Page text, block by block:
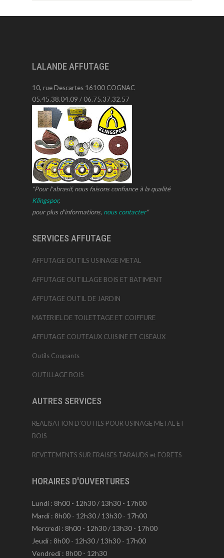
LALANDE AFFUTAGE
10, rue Descartes 16100 COGNAC
05.45.38.04.09 / 06.75.37.32.57
"Pour l'abrasif, nous faisons confiance à la qualité
Klingspor,
pour plus d'informations, nous contacter"
SERVICES AFFUTAGE
AFFUTAGE OUTILS USINAGE METAL
AFFUTAGE OUTILLAGE BOIS ET BATIMENT
AFFUTAGE OUTIL DE JARDIN
MATERIEL DE TOILETTAGE ET COIFFURE
AFFUTAGE COUTEAUX CUISINE ET CISEAUX
Outils Coupants
OUTILLAGE BOIS
AUTRES SERVICES
REALISATION D’OUTILS POUR USINAGE METAL ET
BOIS
REVETEMENTS SUR FRAISES TARAUDS et FORETS
HORAIRES D'OUVERTURES
Lundi : 8h00 - 12h30 / 13h30 - 17h00
Mardi : 8h00 - 12h30 / 13h30 - 17h00
Mercredi : 8h00 - 12h30 / 13h30 - 17h00
Jeudi : 8h00 - 12h30 / 13h30 - 17h00
Vendredi : 8h00 - 12h30